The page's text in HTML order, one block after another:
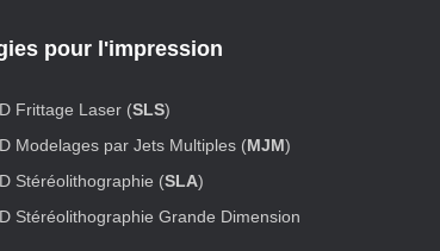
pour l'impression
Frittage Laser (SLS)
Modelages par Jets Multiples (MJM)
Stéréolithographie (SLA)
Stéréolithographie Grande Dimension